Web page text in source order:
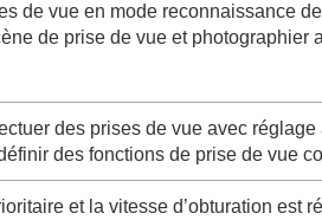
de vue en mode reconnaissance
de prise de vue et photographier
des prises de vue avec
des fonctions de prise de vue
et la vitesse d’obturation